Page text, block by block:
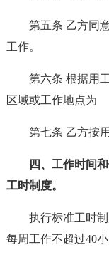
第五条 乙方同
工作。
第六条 根据用
区域或工作地点为
第七条 乙方按
四、工作时间
工时制度。
执行标准工时
每周工作不超过40